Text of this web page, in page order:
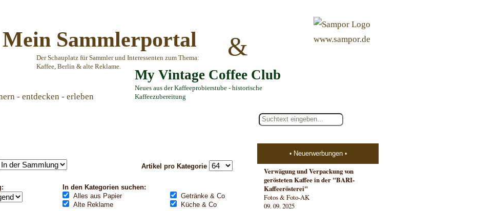
Mein Sammlerportal
Der Schauplatz für Sammler und Interessenten zum Thema:
Kaffee, Berlin & alte Reklame.
&
My Vintage Coffee Club
Neues aus der Kaffeeprobierstube - historische
Kaffeezubereitung
www.sampor.de
- entdecken - erleben
Artikel pro Kategorie
In den Kategorien suchen:
Alles aus Papier
Getränke & Co
Alte Reklame
Küche & Co
Neuerwerbungen
Verwägung und Verpackung von
gerösteten Kaffee in der "BARI-
Kaffeerösterei"
Fotos & Foto-AK
09. 09. 2025